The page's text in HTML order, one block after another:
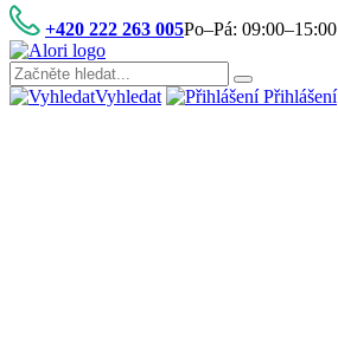
+420 222 263 005Po–Pá: 09:00–15:00
Vyhledat Přihlášení